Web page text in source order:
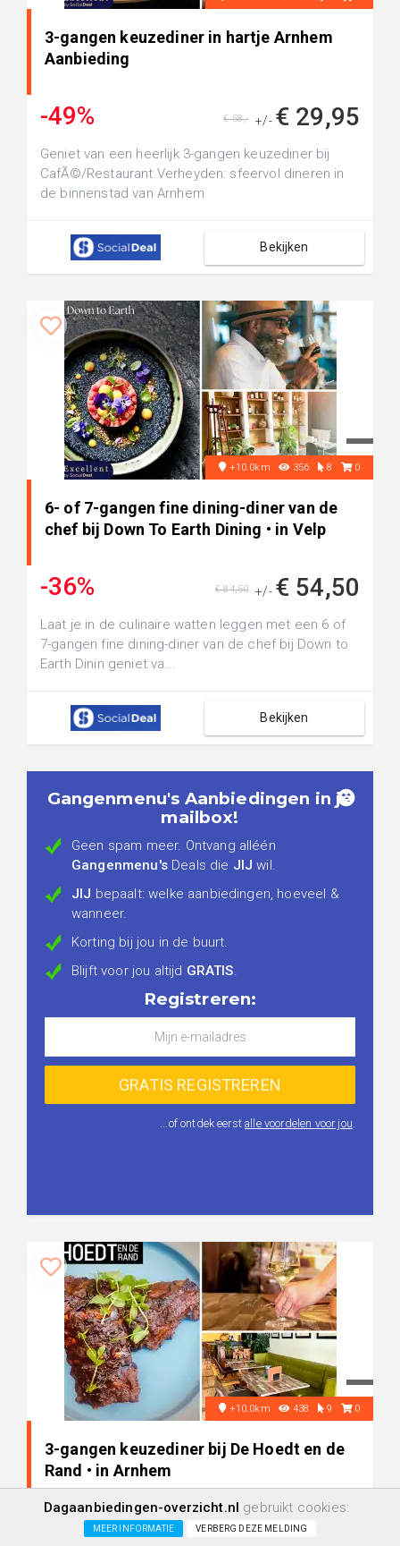
3-gangen keuzediner in hartje Arnhem
Aanbieding
-49% +/- € 29,95
€ 58,-
Geniet van een heerlijk 3-gangen keuzediner bij
CafÃ©/Restaurant Verheyden: sfeervol dineren in
de binnenstad van Arnhem
Bekijken
+10.0km 356 8 0
6- of 7-gangen fine dining-diner van de
chef bij Down To Earth Dining • in Velp
-36% +/- € 54,50
€ 84,50
Laat je in de culinaire watten leggen met een 6 of
7-gangen fine dining-diner van de chef bij Down to
Earth Dinin geniet va...
Bekijken
Gangenmenu's Aanbiedingen in je
mailbox!
Geen spam meer. Ontvang alléén
Gangenmenu'sDeals die JIJ wil.
JIJ bepaalt: welke aanbiedingen, hoeveel &
wanneer.
Korting bij jou in de buurt.
Blijft voor jou altijd GRATIS.
Registreren:
...of ontdek eerstalle voordelen voor jou.
+10.0km 438 9 0
3-gangen keuzediner bij De Hoedt en de
Rand • in Arnhem
-46% +/-€ 22,50
€ 41,30
Dagaanbiedingen-overzicht.nl gebruikt cookies:
MEER INFORMATIE VERBERG DEZE MELDING